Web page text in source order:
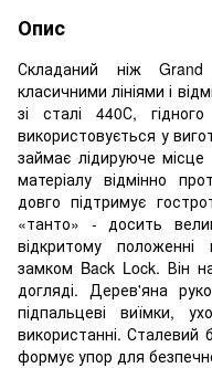
Опис
Складаний ніж
класичними лініями і
зі сталі 440С,
використовується у
займає лідируюче
матеріалу відмінно
довго підтримує
«танто» - досить
відкритому
замком Back Lock. Він
догляді. Дерев'яна
підпальцеві виїмки,
використанні. Сталевий
формує упор для